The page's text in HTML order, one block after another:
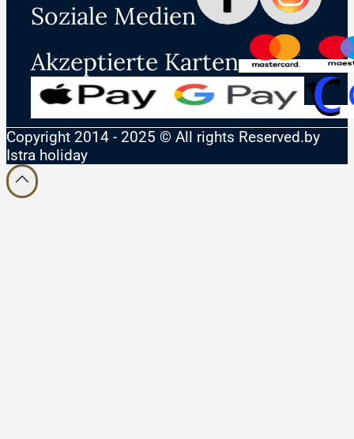
Soziale Medien
Akzeptierte Karten
Copyright 2014 - 2025 © All rights Reserved.by
Istra holiday